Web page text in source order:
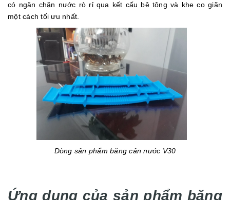
có ngăn chặn nước rò rỉ qua kết cấu bê tông và khe co giãn
một cách tối ưu nhất.
Dòng sản phẩm băng cản nước V30
Ứng dụng của sản phẩm băng